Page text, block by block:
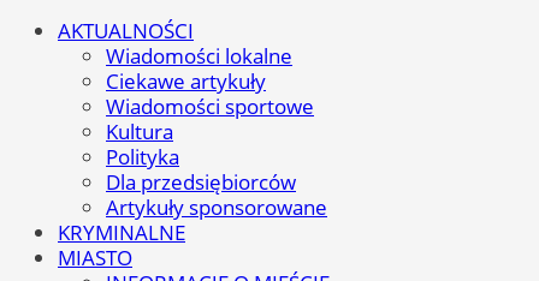
AKTUALNOŚCI
Wiadomości lokalne
Ciekawe artykuły
Wiadomości sportowe
Kultura
Polityka
Dla przedsiębiorców
Artykuły sponsorowane
KRYMINALNE
MIASTO